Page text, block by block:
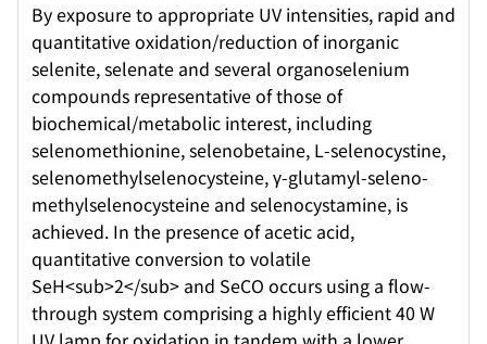
By exposure to appropriate UV intensities, rapid and
quantitative oxidation/reduction of inorganic
selenite, selenate and several organoselenium
compounds representative of those of
biochemical/metabolic interest, including
selenomethionine, selenobetaine, L-selenocystine,
selenomethylselenocysteine, γ-glutamyl-seleno-
methylselenocysteine and selenocystamine, is
achieved. In the presence of acetic acid,
quantitative conversion to volatile
SeH<sub>2</sub> and SeCO occurs using a flow-
through system comprising a highly efficient 40 W